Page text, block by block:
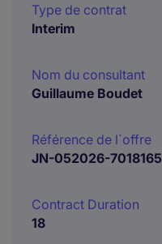
Type de contrat
Interim
Nom du consultant
Guillaume Boudet
Référence de l´offre
JN-052026-7018165
Contract Duration
18